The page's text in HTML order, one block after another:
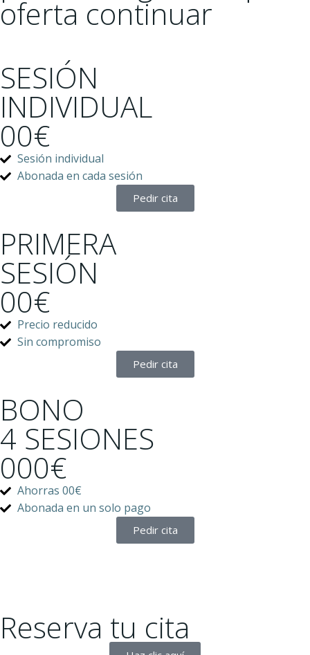
oferta continuar
SESIÓN
INDIVIDUAL
00€
Sesión individual
Abonada en cada sesión
Pedir cita
PRIMERA
SESIÓN
00€
Precio reducido
Sin compromiso
Pedir cita
BONO
4 SESIONES
000€
Ahorras 00€
Abonada en un solo pago
Pedir cita
Reserva tu cita